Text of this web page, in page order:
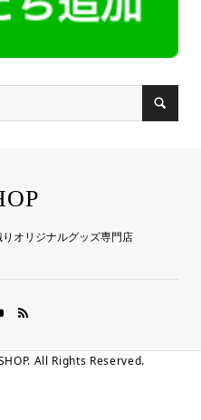
オリジナルグッズ専門店
All Rights Reserved.